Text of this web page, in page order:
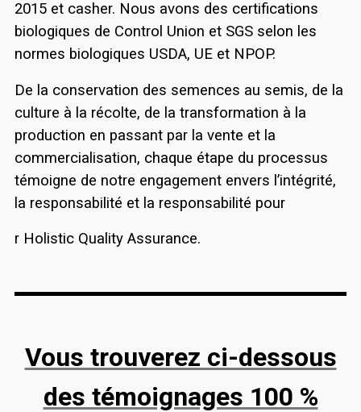
2015 et casher. Nous avons des certifications
biologiques de Control Union et SGS selon les
normes biologiques USDA, UE et NPOP.
De la conservation des semences au semis, de la
culture à la récolte, de la transformation à la
production en passant par la vente et la
commercialisation, chaque étape du processus
témoigne de notre engagement envers l’intégrité,
la responsabilité et la responsabilité pour
r Holistic Quality Assurance.
Vous trouverez ci-dessous
des témoignages 100 %